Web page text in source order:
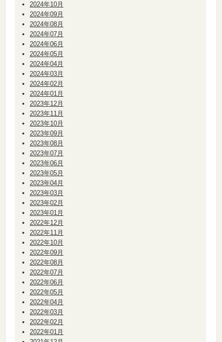
2024年10月
2024年09月
2024年08月
2024年07月
2024年06月
2024年05月
2024年04月
2024年03月
2024年02月
2024年01月
2023年12月
2023年11月
2023年10月
2023年09月
2023年08月
2023年07月
2023年06月
2023年05月
2023年04月
2023年03月
2023年02月
2023年01月
2022年12月
2022年11月
2022年10月
2022年09月
2022年08月
2022年07月
2022年06月
2022年05月
2022年04月
2022年03月
2022年02月
2022年01月